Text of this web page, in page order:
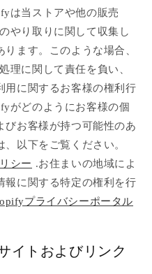
は当ストアや他の販売
やり取りに関して収集し
ます。このような場合、
理に関して責任を負い、
用に関するお客様の権利行
がどのようにお客様の個
びお客様が持つ可能性のあ
以下をご覧ください。
シー .お住まいの地域によ
報に関する特定の権利を行
プライバシーポータル
イトおよびリンク